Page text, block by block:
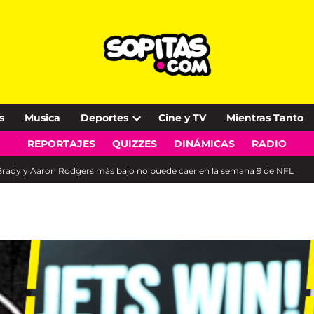
Musica Deportes
Open
dropdown
Cine y TV Mientras Tanto
REPORTAJES QUIZZES DINÁMICAS RADIO
y Aaron Rodgers más bajo no puede caer en la semana 9 de NFL